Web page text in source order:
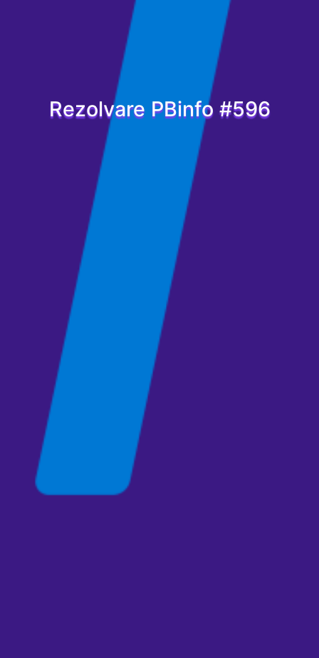
Rezolvare PBinfo #596